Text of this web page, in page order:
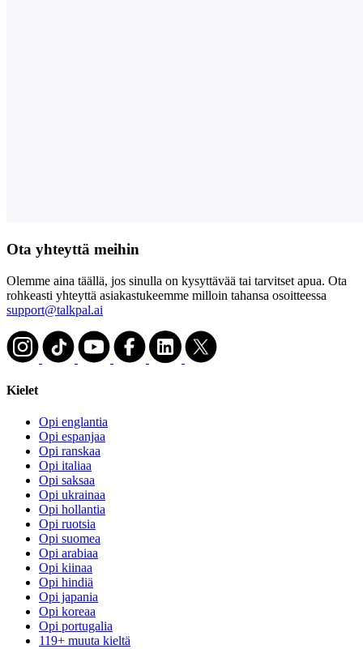
Ota yhteyttä meihin
Olemme aina täällä, jos sinulla on kysyttävää tai tarvitset apua. Ota
rohkeasti yhteyttä asiakastukeemme milloin tahansa osoitteessa
support@talkpal.ai
Kielet
Opi englantia
Opi espanjaa
Opi ranskaa
Opi italiaa
Opi saksaa
Opi ukrainaa
Opi hollantia
Opi ruotsia
Opi suomea
Opi arabiaa
Opi kiinaa
Opi hindiä
Opi japania
Opi koreaa
Opi portugalia
119+ muuta kieltä